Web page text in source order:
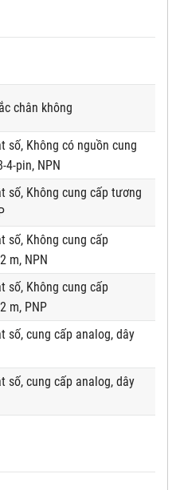
chân không
số, Không có nguồn cung
4-pin, NPN
số, Không cung cấp tương
số, Không cung cấp
m, NPN
số, Không cung cấp
m, PNP
số, cung cấp analog, dây
số, cung cấp analog, dây